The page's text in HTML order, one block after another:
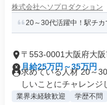
株式会社ヘソプロダクション
20～30代活躍中！駅チ
〒553-0001大阪府大
月給25万円～35万円
求めている人材 20～
しいことにチャレンジ
業界未経験歓迎 学歴不問